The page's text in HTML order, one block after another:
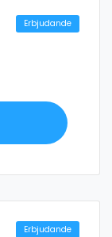
Erbjudande
Erbjudande